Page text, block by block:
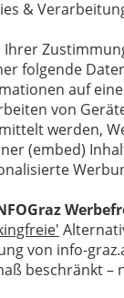
&
Ihrer
folgende
auf
von
werden,
(embed)
von info-
beschränkt –
10 JAHRE
- 001
Vergrößern